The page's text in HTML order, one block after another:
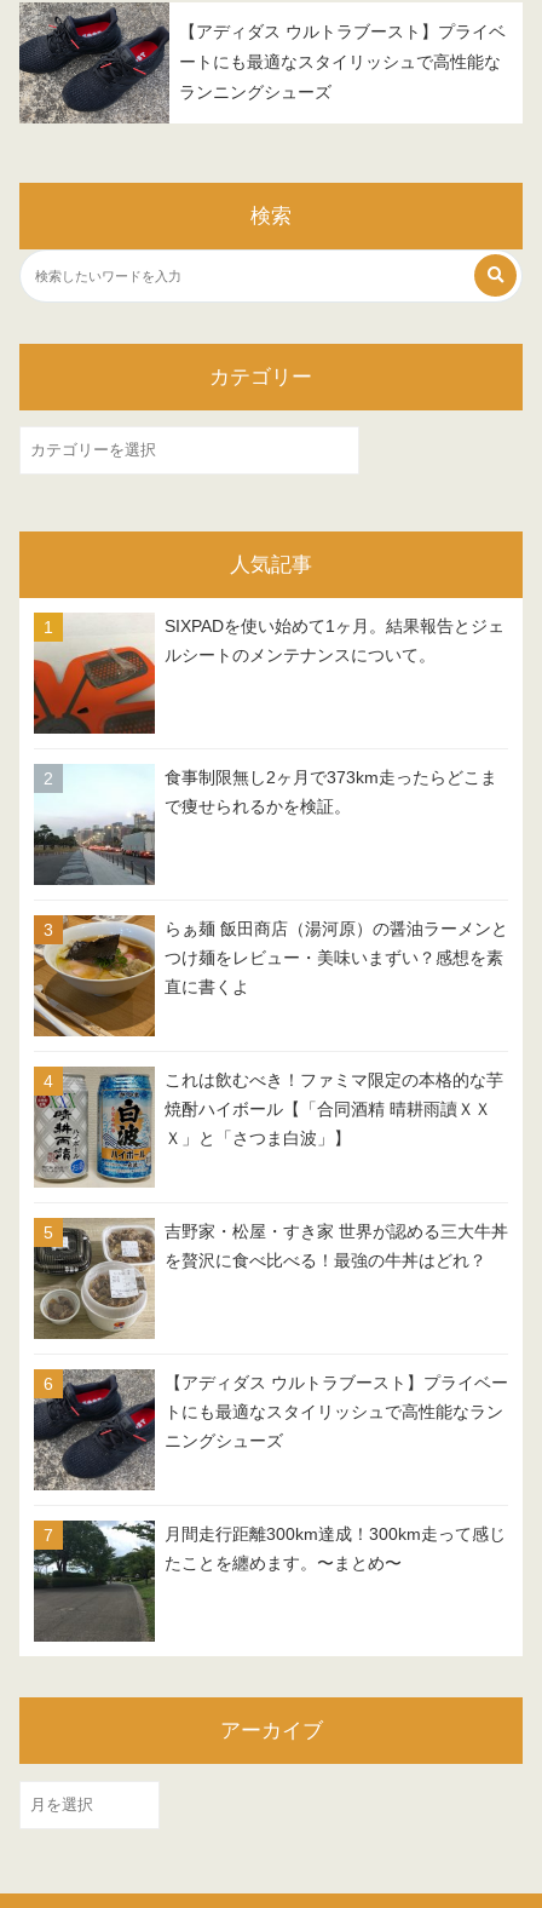
【アディダス ウルトラブースト】プライベ
ートにも最適なスタイリッシュで高性能な
ランニングシューズ
検索
カテゴリー
カ
人気記事
SIXPADを使い始めて1ヶ月。結果報告とジェ
ルシートのメンテナンスについて。
食事制限無し2ヶ月で373km走ったらどこま
で痩せられるかを検証。
らぁ麺 飯田商店（湯河原）の醤油ラーメンと
つけ麺をレビュー・美味いまずい？感想を素
直に書くよ
これは飲むべき！ファミマ限定の本格的な芋
焼酎ハイボール【「合同酒精 晴耕雨讀ＸＸ
Ｘ」と「さつま白波」】
吉野家・松屋・すき家 世界が認める三大牛丼
を贅沢に食べ比べる！最強の牛丼はどれ？
【アディダス ウルトラブースト】プライベー
トにも最適なスタイリッシュで高性能なラン
ニングシューズ
月間走行距離300km達成！300km走って感じ
たことを纏めます。〜まとめ〜
アーカイブ
ア
ー
イ